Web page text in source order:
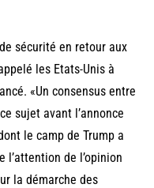
sécurité en retour aux
les Etats-Unis à
«Un consensus entre
sujet avant l’annonce
le camp de Trump a
l’attention de l’opinion
la démarche des